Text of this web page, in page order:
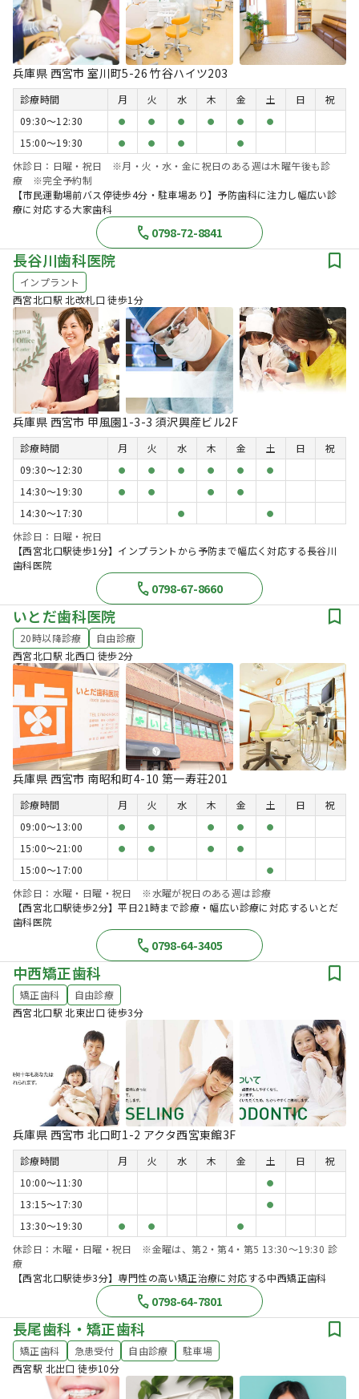
兵庫県 西宮市 室川町5-26 竹谷ハイツ203
診療時間 月 火 水 木 金 土 日
祝
09:30〜12:30
● ● ● ● ● ●
15:00〜19:30 ● ● ● ●
休診日：日曜・祝日 ※月・火・水・金に祝日のある週は木曜午後も診
療 ※完全予約制
【市民運動場前バス停徒歩4分・駐車場あり】予防歯科に注力し幅広い診
療に対応する大家歯科
0798-72-8841
長谷川歯科医院
インプラント
西宮北口駅 北改札口 徒歩1分
兵庫県 西宮市 甲風園1-3-3 須沢興産ビル2F
診療時間 月 火 水 木 金 土 日
祝
09:30〜12:30
● ● ● ● ● ●
14:30〜19:30 ● ● ● ●
14:30〜17:30 ● ●
休診日：日曜・祝日
【西宮北口駅徒歩1分】インプラントから予防まで幅広く対応する長谷川
歯科医院
0798-67-8660
いとだ歯科医院
20時以降診療
自由診療
西宮北口駅 北西口 徒歩2分
兵庫県 西宮市 南昭和町4-10 第一寿荘201
診療時間 月 火 水 木 金 土 日
祝
09:00〜13:00
● ● ● ● ●
15:00〜21:00 ● ● ● ●
15:00〜17:00 ●
休診日：水曜・日曜・祝日 ※水曜が祝日のある週は診療
【西宮北口駅徒歩2分】平日21時まで診療・幅広い診療に対応するいとだ
歯科医院
0798-64-3405
中西矯正歯科
矯正歯科
自由診療
西宮北口駅 北東出口 徒歩3分
兵庫県 西宮市 北口町1-2 アクタ西宮東館3F
診療時間 月 火 水 木 金 土 日
祝
10:00〜11:30
●
13:15〜17:30 ●
13:30〜19:30 ● ● ●
休診日：木曜・日曜・祝日 ※金曜は、第2・第4・第5 13:30～19:30 診
療
【西宮北口駅徒歩3分】専門性の高い矯正治療に対応する中西矯正歯科
0798-64-7801
長尾歯科・矯正歯科
矯正歯科 急患受付 自由診療
駐車場
西宮駅 北出口 徒歩10分